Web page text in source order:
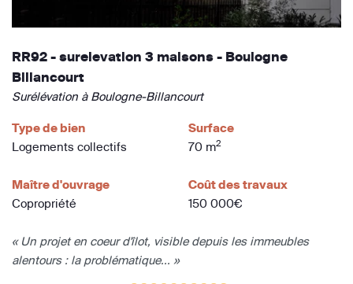
RR92 - surelevation 3 maisons - Boulogne
Billancourt
Surélévation à Boulogne-Billancourt
Type de bien
Logements collectifs
Surface
70 m2
Maître d'ouvrage
Copropriété
Coût des travaux
150 000€
« Un projet en coeur d'îlot, visible depuis les immeubles
alentours : la problématique... »